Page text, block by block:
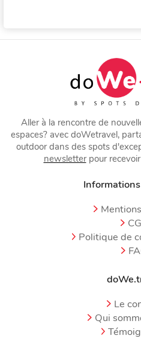
Aller à la rencontre de
espaces? avec doWetravel,
outdoor dans des spots
newsletterpour
Politique de
Le
Qui